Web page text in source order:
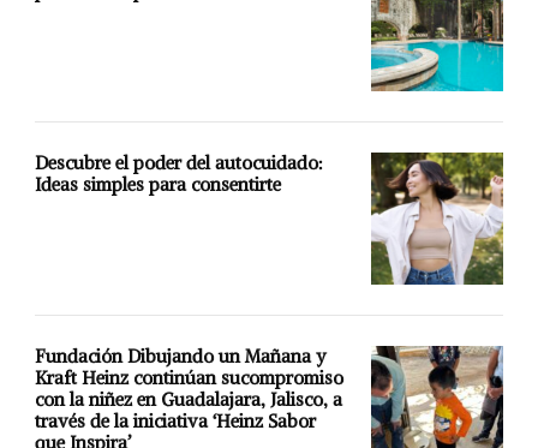
Descubre el poder del autocuidado:
Ideas simples para consentirte
Fundación Dibujando un Mañana y
Kraft Heinz continúan sucompromiso
con la niñez en Guadalajara, Jalisco, a
través de la iniciativa ‘Heinz Sabor
que Inspira’